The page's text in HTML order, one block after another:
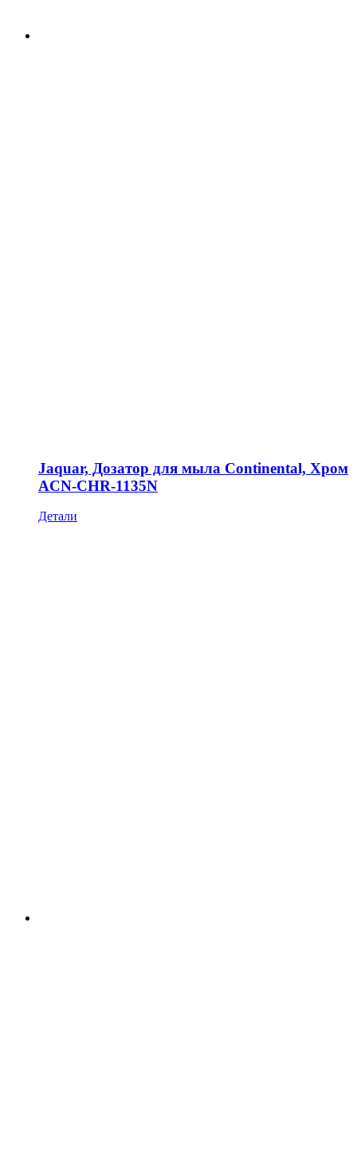
Jaquar, Дозатор для мыла Continental, Хром
ACN-CHR-1135N
Детали